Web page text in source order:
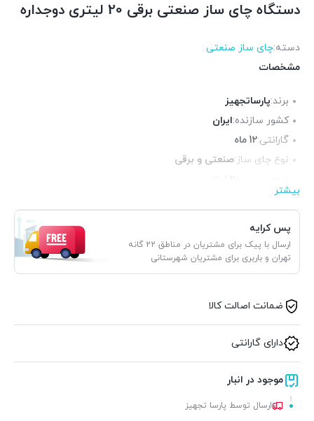
دستگاه چای ساز صنعتی برقی 20 لیتری دوجداره
دسته:چای ساز صنعتی
مشخصات
برند:پارساتجهیز
کشور سازنده:ایران
گارانتی:12 ماه
نوع چای ساز:صنعتی و برقی
ابعاد:
بیشتر
پس کرایه
ارسال با پیک برای مشتریان در مناطق 22 گانه
تهران و باربری برای مشتریان شهرستانی
ضمانت اصالت کالا
دارای گارانتی
موجود در انبار
ارسال توسط پارسا تجهیز